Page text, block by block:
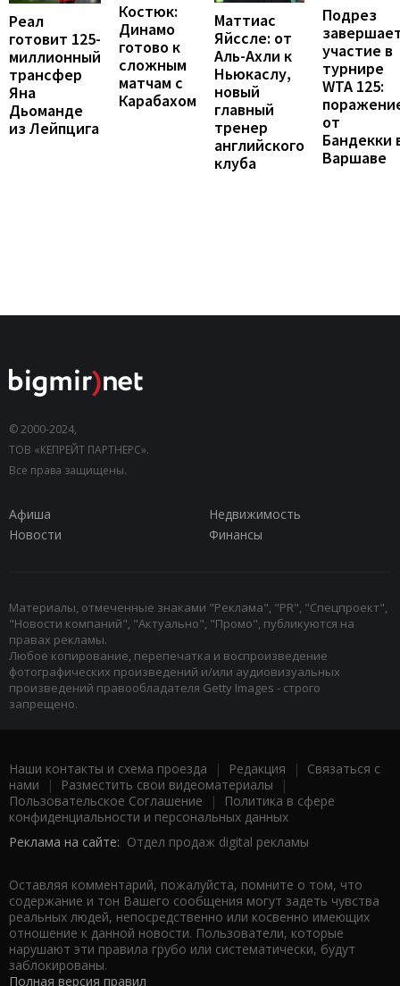
Реал
готовит 125-
миллионный
трансфер
Яна
Дьоманде
из Лейпцига
Костюк:
Динамо
готово к
сложным
матчам с
Карабахом
Маттиас
Яйссле: от
Аль-Ахли к
Ньюкаслу,
новый
главный
тренер
английского
клуба
Подрез
участие в
турнире
WTA 125:
от
Бандекки
Варшаве
© 2000-2024,
ТОВ «КЕПРЕЙТ ПАРТНЕРС».
Все права защищены.
Афиша
Недвижимость
Новости
Финансы
Материалы, отмеченные знаками "Реклама", "PR", "Спецпроект",
"Новости компаний", "Актуально", "Промо", публикуются на
правах рекламы.
Любое копирование, перепечатка и воспроизведение
фотографических произведений и/или аудиовизуальных
произведений правообладателя Getty Images - строго
запрещено.
Наши контакты и схема проезда | Редакция | Связаться с
нами | Разместить свои видеоматериалы |
Пользовательское Соглашение |
Политика в сфере
конфиденциальности и персональных данных
Реклама на сайте: Отдел продаж digital рекламы
Оставляя комментарий, пожалуйста, помните о том, что
содержание и тон Вашего сообщения могут задеть чувства
реальных людей, непосредственно или косвенно имеющих
отношение к данной новости. Пользователи, которые
нарушают эти правила грубо или систематически, будут
заблокированы.
Полная версия правил